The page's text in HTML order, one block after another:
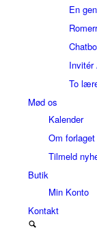
En
Invitér
To
Mød os
Kalender
Om forlaget
Tilmeld
Butik
Min Konto
Kontakt